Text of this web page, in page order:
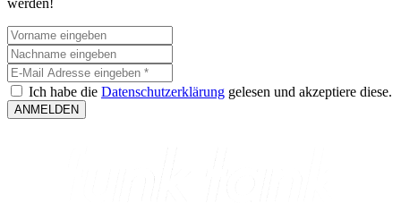
werden!
Ich habe die Datenschutzerklärung gelesen und akzeptiere diese.
ANMELDEN